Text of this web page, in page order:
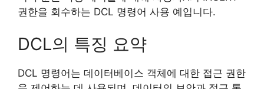
권한을 회수하는 DCL 명령어 사용 예입니다.
DCL의 특징 요약
DCL 명령어는 데이터베이스 객체에 대한 접근 권한